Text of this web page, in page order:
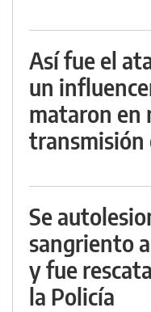
Así fue el
un
mataron en
transmisión
Se
sangriento
y fue
la Policía